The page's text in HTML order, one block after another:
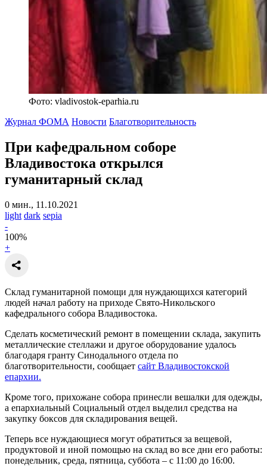
Фото: vladivostok-eparhia.ru
Журнал ФОМА Новости Благотворительность
При кафедральном соборе
Владивостока открылся
гуманитарный склад
0 мин., 11.10.2021
light dark sepia
-
100%
+
Склад гуманитарной помощи для нуждающихся категорий
людей начал работу на приходе Свято-Никольского
кафедрального собора Владивостока.
Сделать косметический ремонт в помещении склада, закупить
металлические стеллажи и другое оборудование удалось
благодаря гранту Синодального отдела по
благотворительности, сообщает сайт Владивостокской
епархии.
Кроме того, прихожане собора принесли вешалки для одежды,
а епархиальный Социальный отдел выделил средства на
закупку боксов для складирования вещей.
Теперь все нуждающиеся могут обратиться за вещевой,
продуктовой и иной помощью на склад во все дни его работы:
понедельник, среда, пятница, суббота – с 11:00 до 16:00.